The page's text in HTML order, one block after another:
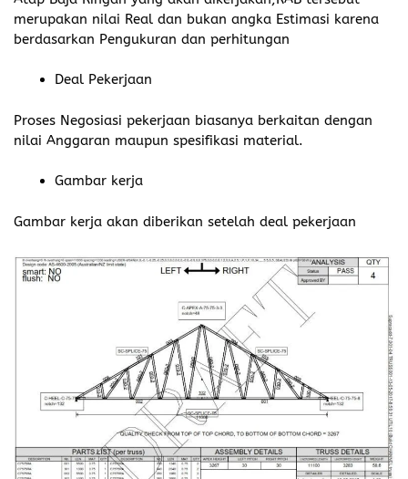
merupakan nilai Real dan bukan angka Estimasi karena
berdasarkan Pengukuran dan perhitungan
Deal Pekerjaan
Proses Negosiasi pekerjaan biasanya berkaitan dengan
nilai Anggaran maupun spesifikasi material.
Gambar kerja
Gambar kerja akan diberikan setelah deal pekerjaan